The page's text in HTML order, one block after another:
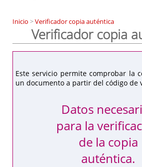
Inicio >Verificador copia auténtica
Verificador copia
Este servicio permite comprobar la
un documento a partir del código de
Datos
para la
de la copia
auténtica.